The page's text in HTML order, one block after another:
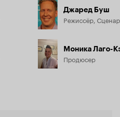
Джаред Буш
Режиссёр,
Моника Лаго-
Продюсер